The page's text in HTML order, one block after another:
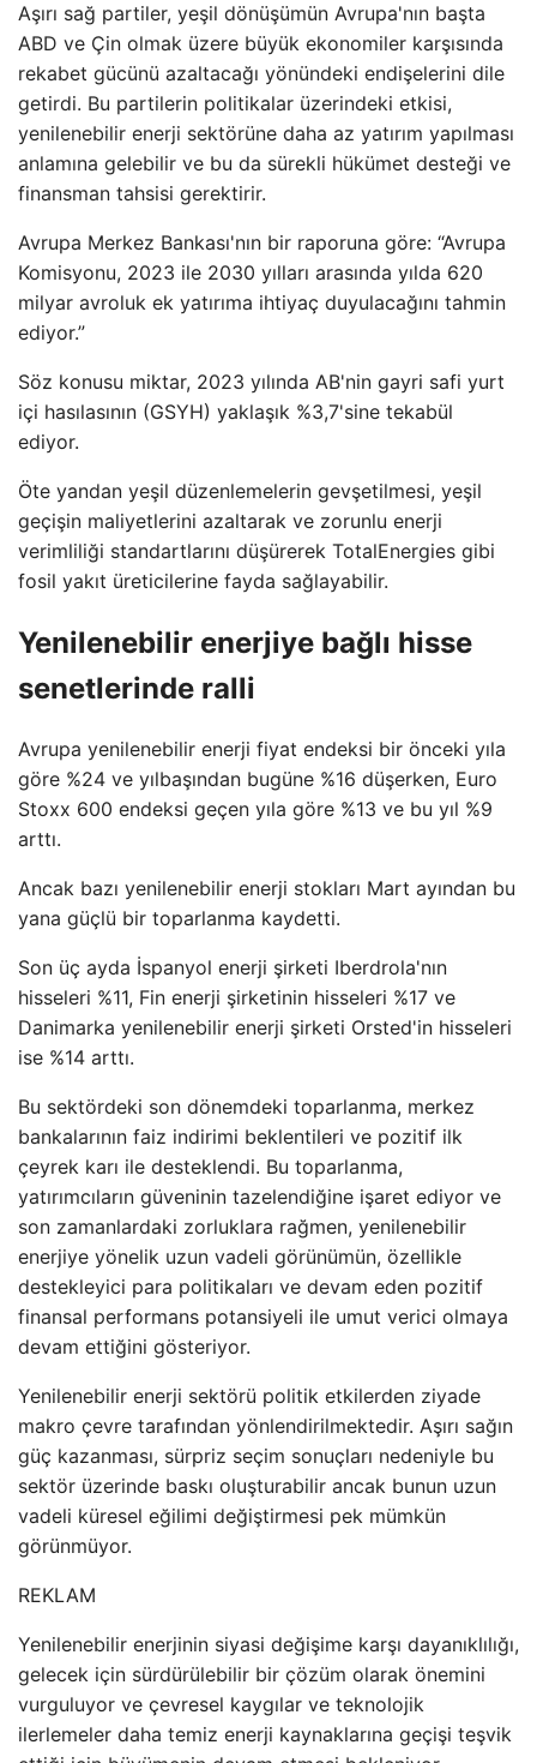
Aşırı sağ partiler, yeşil dönüşümün Avrupa'nın başta
ABD ve Çin olmak üzere büyük ekonomiler karşısında
rekabet gücünü azaltacağı yönündeki endişelerini dile
getirdi. Bu partilerin politikalar üzerindeki etkisi,
yenilenebilir enerji sektörüne daha az yatırım yapılması
anlamına gelebilir ve bu da sürekli hükümet desteği ve
finansman tahsisi gerektirir.
Avrupa Merkez Bankası'nın bir raporuna göre: “Avrupa
Komisyonu, 2023 ile 2030 yılları arasında yılda 620
milyar avroluk ek yatırıma ihtiyaç duyulacağını tahmin
ediyor.”
Söz konusu miktar, 2023 yılında AB'nin gayri safi yurt
içi hasılasının (GSYH) yaklaşık %3,7'sine tekabül
ediyor.
Öte yandan yeşil düzenlemelerin gevşetilmesi, yeşil
geçişin maliyetlerini azaltarak ve zorunlu enerji
verimliliği standartlarını düşürerek TotalEnergies gibi
fosil yakıt üreticilerine fayda sağlayabilir.
Yenilenebilir enerjiye bağlı hisse
senetlerinde ralli
Avrupa yenilenebilir enerji fiyat endeksi bir önceki yıla
göre %24 ve yılbaşından bugüne %16 düşerken, Euro
Stoxx 600 endeksi geçen yıla göre %13 ve bu yıl %9
arttı.
Ancak bazı yenilenebilir enerji stokları Mart ayından bu
yana güçlü bir toparlanma kaydetti.
Son üç ayda İspanyol enerji şirketi Iberdrola'nın
hisseleri %11, Fin enerji şirketinin hisseleri %17 ve
Danimarka yenilenebilir enerji şirketi Orsted'in hisseleri
ise %14 arttı.
Bu sektördeki son dönemdeki toparlanma, merkez
bankalarının faiz indirimi beklentileri ve pozitif ilk
çeyrek karı ile desteklendi. Bu toparlanma,
yatırımcıların güveninin tazelendiğine işaret ediyor ve
son zamanlardaki zorluklara rağmen, yenilenebilir
enerjiye yönelik uzun vadeli görünümün, özellikle
destekleyici para politikaları ve devam eden pozitif
finansal performans potansiyeli ile umut verici olmaya
devam ettiğini gösteriyor.
Yenilenebilir enerji sektörü politik etkilerden ziyade
makro çevre tarafından yönlendirilmektedir. Aşırı sağın
güç kazanması, sürpriz seçim sonuçları nedeniyle bu
sektör üzerinde baskı oluşturabilir ancak bunun uzun
vadeli küresel eğilimi değiştirmesi pek mümkün
görünmüyor.
REKLAM
Yenilenebilir enerjinin siyasi değişime karşı dayanıklılığı,
gelecek için sürdürülebilir bir çözüm olarak önemini
vurguluyor ve çevresel kaygılar ve teknolojik
ilerlemeler daha temiz enerji kaynaklarına geçişi teşvik